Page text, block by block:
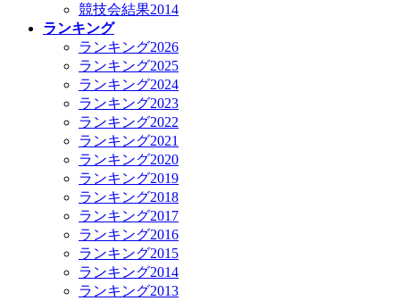
競技会結果2014
ランキング
ランキング2026
ランキング2025
ランキング2024
ランキング2023
ランキング2022
ランキング2021
ランキング2020
ランキング2019
ランキング2018
ランキング2017
ランキング2016
ランキング2015
ランキング2014
ランキング2013